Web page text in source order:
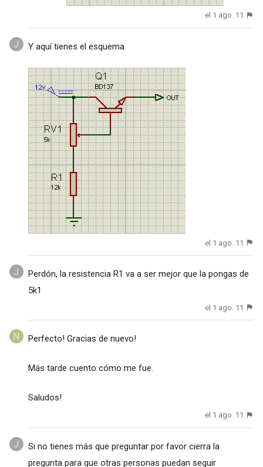
el 1 ago. 11
Y aquí tienes el esquema
el 1 ago. 11
Perdón, la resistencia R1 va a ser mejor que la pongas de
5k1
el 1 ago. 11
Perfecto! Gracias de nuevo!
Más tarde cuento cómo me fue.
Saludos!
el 1 ago. 11
Si no tienes más que preguntar por favor cierra la
pregunta para que otras personas puedan seguir